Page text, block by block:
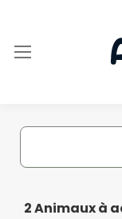
2Animaux à
Localisation